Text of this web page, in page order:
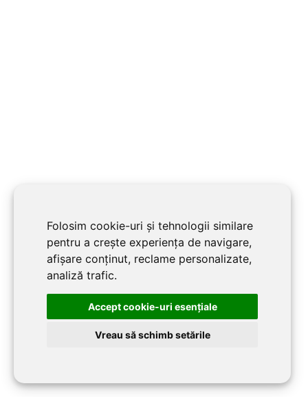
Folosim cookie-uri și tehnologii similare
pentru a crește experiența de navigare,
afișare conținut, reclame personalizate,
analiză trafic.
Accept cookie-uri esenţiale
Vreau să schimb setările
https://www.decorint.ro/